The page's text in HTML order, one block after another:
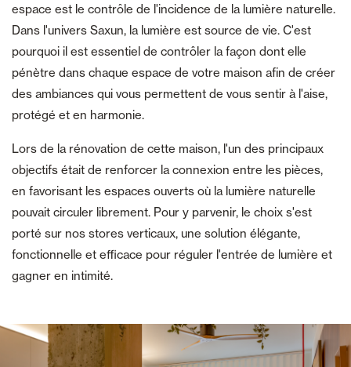
espace est le contrôle de l'incidence de la lumière naturelle.
Dans l'univers Saxun, la lumière est source de vie. C'est
pourquoi il est essentiel de contrôler la façon dont elle
pénètre dans chaque espace de votre maison afin de créer
des ambiances qui vous permettent de vous sentir à l'aise,
protégé et en harmonie.
Lors de la rénovation de cette maison, l'un des principaux
objectifs était de renforcer la connexion entre les pièces,
en favorisant les espaces ouverts où la lumière naturelle
pouvait circuler librement. Pour y parvenir, le choix s'est
porté sur nos stores verticaux, une solution élégante,
fonctionnelle et efficace pour réguler l'entrée de lumière et
gagner en intimité.